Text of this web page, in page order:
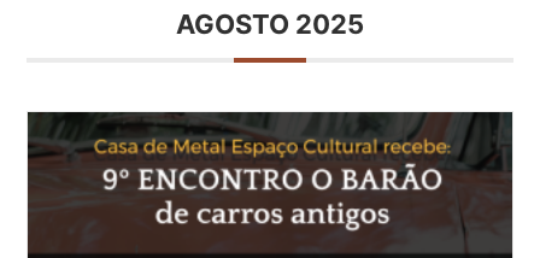
AGOSTO 2025